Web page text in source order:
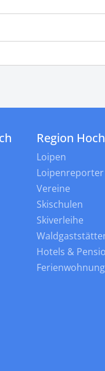
Region
Loipen
Loipenreporter
Vereine
Skischulen
Skiverleihe
Hotels &